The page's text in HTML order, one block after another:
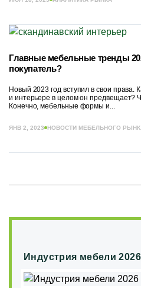
Главные мебельные тренды
покупатель?
Новый 2023 год вступил в свои
и интерьере в целом он предвещает?
Конечно, мебельные формы и...
ЯНВ 2, 2023 НОВОСТИ МЕБЕЛЬНОГО
Индустрия мебели